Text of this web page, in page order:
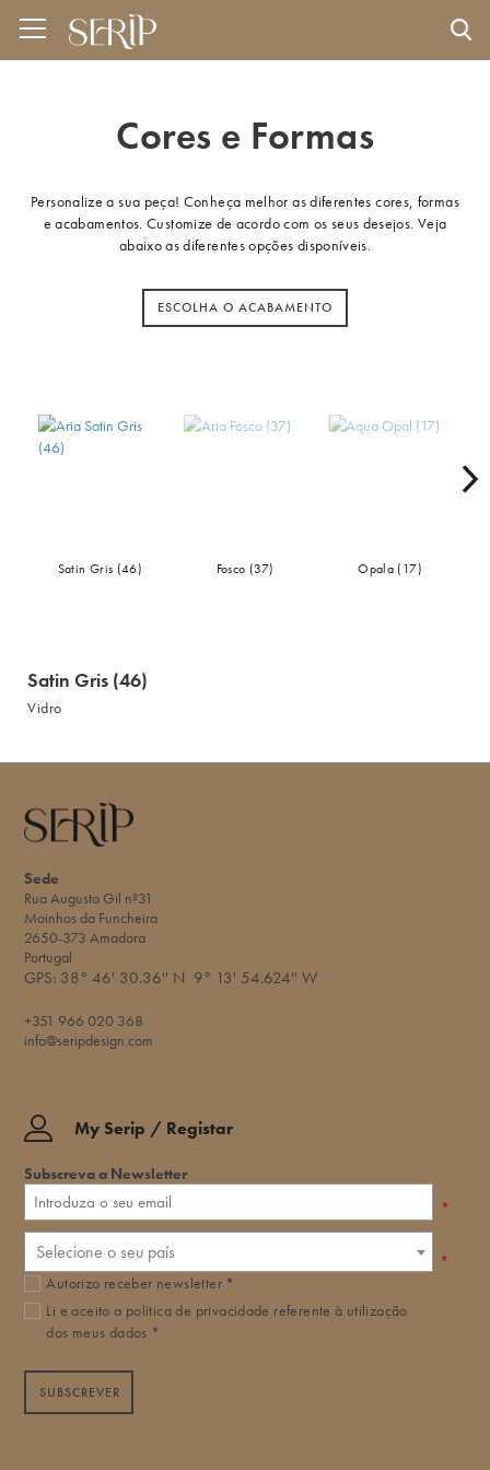
Cores e Formas
Personalize a sua peça! Conheça melhor as diferentes cores, formas
e acabamentos. Customize de acordo com os seus desejos. Veja
abaixo as diferentes opções disponíveis.
ESCOLHA O ACABAMENTO
Satin Gris (46) Fosco (37) Opala (17)
Satin Gris (46)
Vidro
Sede
Rua Augusto Gil nº31
Moinhos da Funcheira
2650-373 Amadora
Portugal
GPS: 38° 46' 30.36'' N 9° 13' 54.624'' W​
+351 966 020 368
info@seripdesign.com
My Serip / Registar
Subscreva a Newsletter
*
Selecione o seu país *
Autorizo receber newsletter *
Li e aceito a política de privacidade referente à utilização
dos meus dados *
SUBSCREVER